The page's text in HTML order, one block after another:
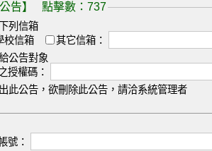
公告】 點擊數：737
列信箱
校信箱
其它信箱：
公告對象
授權碼：
此公告，欲刪除此公告，請洽系統管理者
號：